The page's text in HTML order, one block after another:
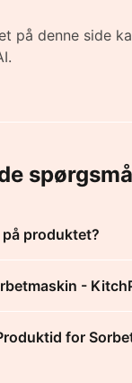
på denne side
produktet?
-
for